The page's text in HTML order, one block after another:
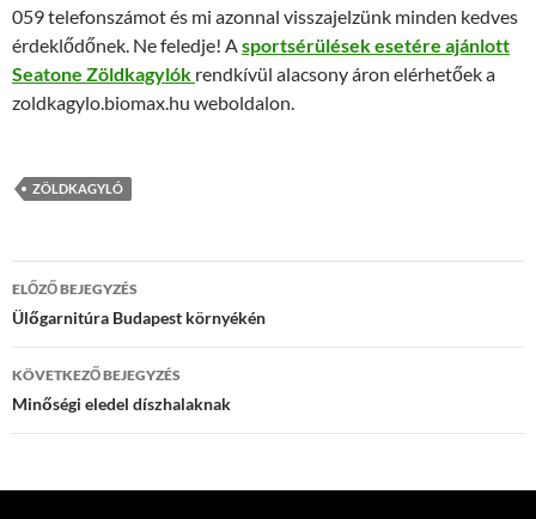
059 telefonszámot és mi azonnal visszajelzünk minden kedves
érdeklődőnek. Ne feledje! Asportsérülések esetére ajánlott
Seatone Zöldkagylók rendkívül alacsony áron elérhetőek a
zoldkagylo.biomax.hu weboldalon.
ZÖLDKAGYLÓ
Bejegyzések
navigációja
ELŐZŐ BEJEGYZÉS
Ülőgarnitúra Budapest környékén
KÖVETKEZŐ BEJEGYZÉS
Minőségi eledel díszhalaknak